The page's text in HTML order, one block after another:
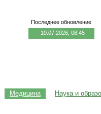
Последнее обновление
10.07.2026, 08:45
Медицина Наука и